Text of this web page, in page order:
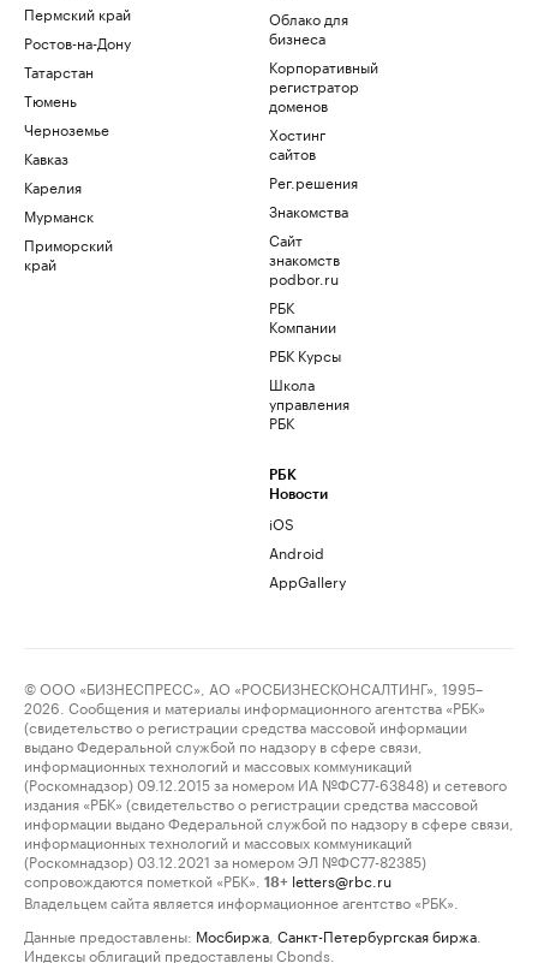
Пермский край
Ростов-на-Дону
Татарстан
Тюмень
Черноземье
Кавказ
Карелия
Мурманск
Приморский
край
Облако для
бизнеса
Корпоративный
регистратор
доменов
Хостинг
сайтов
Рег.решения
Знакомства
Сайт
знакомств
podbor.ru
РБК
Компании
РБК Курсы
Школа
управления
РБК
РБК
Новости
iOS
Android
AppGallery
© ООО «БИЗНЕСПРЕСС», АО «РОСБИЗНЕСКОНСАЛТИНГ», 1995–
2026. Сообщения и материалы информационного агентства «РБК»
(свидетельство о регистрации средства массовой информации
выдано Федеральной службой по надзору в сфере связи,
информационных технологий и массовых коммуникаций
(Роскомнадзор) 09.12.2015 за номером ИА №ФС77-63848) и сетевого
издания «РБК» (свидетельство о регистрации средства массовой
информации выдано Федеральной службой по надзору в сфере связи,
информационных технологий и массовых коммуникаций
(Роскомнадзор) 03.12.2021 за номером ЭЛ №ФС77-82385)
сопровождаются пометкой «РБК».
18+ letters@rbc.ru
Владельцем сайта является информационное агентство «РБК».
Данные предоставлены: Мосбиржа Санкт-Петербургская биржа
Индексы облигаций предоставлены Cbonds.